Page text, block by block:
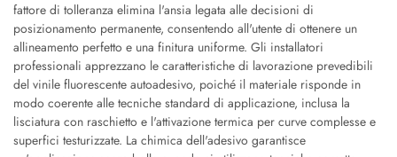
fattore di tolleranza elimina l'ansia legata alle decisioni di
posizionamento permanente, consentendo all'utente di ottenere un
allineamento perfetto e una finitura uniforme. Gli installatori
professionali apprezzano le caratteristiche di lavorazione prevedibili
del vinile fluorescente autoadesivo, poiché il materiale risponde in
modo coerente alle tecniche standard di applicazione, inclusa la
lisciatura con raschietto e l'attivazione termica per curve complesse e
superfici testurizzate. La chimica dell'adesivo garantisce